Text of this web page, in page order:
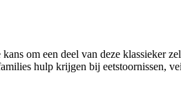
om een deel van deze klassieker
hulp krijgen bij eetstoornissen,